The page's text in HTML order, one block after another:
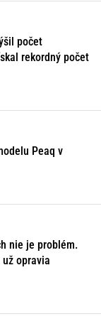
počet
rekordný počet
Peaq v
nie je problém.
opravia